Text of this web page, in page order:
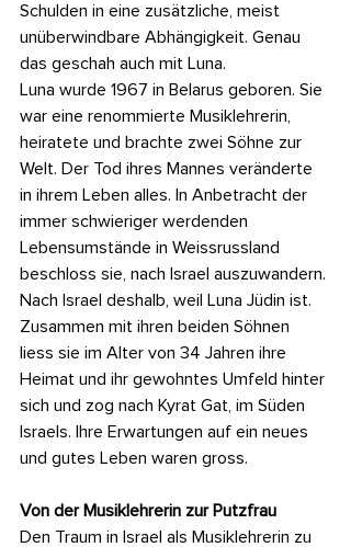
Schulden in eine zusätzliche, meist
unüberwindbare Abhängigkeit. Genau
das geschah auch mit Luna.
Luna wurde 1967 in Belarus geboren. Sie
war eine renommierte Musiklehrerin,
heiratete und brachte zwei Söhne zur
Welt. Der Tod ihres Mannes veränderte
in ihrem Leben alles. In Anbetracht der
immer schwieriger werdenden
Lebensumstände in Weissrussland
beschloss sie, nach Israel auszuwandern.
Nach Israel deshalb, weil Luna Jüdin ist.
Zusammen mit ihren beiden Söhnen
liess sie im Alter von 34 Jahren ihre
Heimat und ihr gewohntes Umfeld hinter
sich und zog nach Kyrat Gat, im Süden
Israels. Ihre Erwartungen auf ein neues
und gutes Leben waren gross.
Von der Musiklehrerin zur Putzfrau
Den Traum in Israel als Musiklehrerin zu